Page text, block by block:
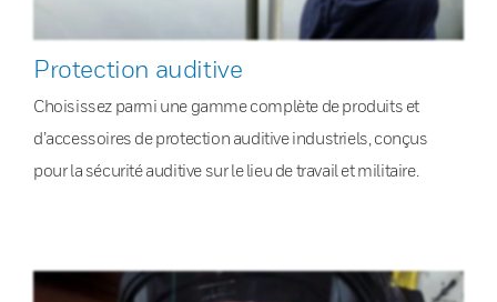
Protection auditive
Choisissez parmi une gamme complète de produits et
d’accessoires de protection auditive industriels, conçus
pour la sécurité auditive sur le lieu de travail et militaire.